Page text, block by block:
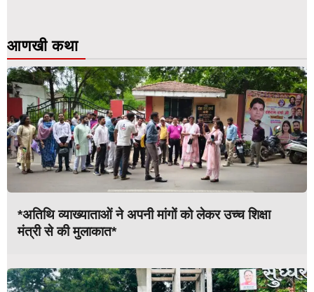
आणखी कथा
*अतिथि व्याख्याताओं ने अपनी मांगों को लेकर उच्च शिक्षा
मंत्री से की मुलाकात*